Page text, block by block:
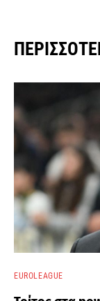
EUROLEAGUE